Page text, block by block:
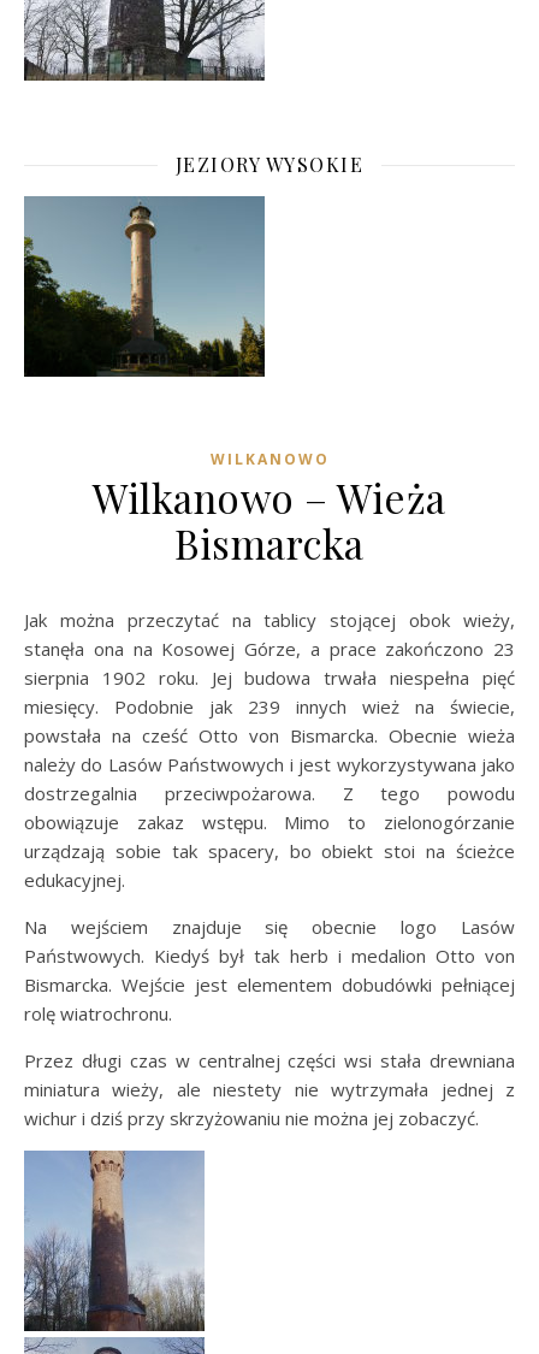
JEZIORY WYSOKIE
WILKANOWO
Wilkanowo – Wieża
Bismarcka
Jak można przeczytać na tablicy stojącej obok wieży,
stanęła ona na Kosowej Górze, a prace zakończono 23
sierpnia 1902 roku. Jej budowa trwała niespełna pięć
miesięcy. Podobnie jak 239 innych wież na świecie,
powstała na cześć Otto von Bismarcka. Obecnie wieża
należy do Lasów Państwowych i jest wykorzystywana jako
dostrzegalnia przeciwpożarowa. Z tego powodu
obowiązuje zakaz wstępu. Mimo to zielonogórzanie
urządzają sobie tak spacery, bo obiekt stoi na ścieżce
edukacyjnej.
Na wejściem znajduje się obecnie logo Lasów
Państwowych. Kiedyś był tak herb i medalion Otto von
Bismarcka. Wejście jest elementem dobudówki pełniącej
rolę wiatrochronu.
Przez długi czas w centralnej części wsi stała drewniana
miniatura wieży, ale niestety nie wytrzymała jednej z
wichur i dziś przy skrzyżowaniu nie można jej zobaczyć.